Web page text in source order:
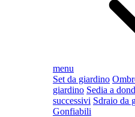
menu
Set da giardino
giardino Sedia a
successivi Sdraio da
Gonfiabili